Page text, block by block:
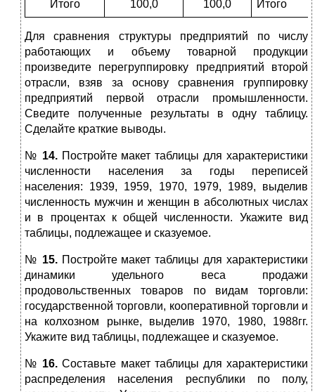
Итого 100,0 100,0 Итого
Для сравнения структуры предприятий по числу
работающих и объему товарной продукции
произведите перегруппировку предприятий второй
отрасли, взяв за основу сравнения группировку
предприятий первой отрасли промышленности.
Сведите полученные результаты в одну таблицу.
Сделайте краткие выводы.
№ 14. Постройте макет таблицы для характеристики
численности населения за годы переписей
населения: 1939, 1959, 1970, 1979, 1989, выделив
численность мужчин и женщин в абсолютных числах
и в процентах к общей численности. Укажите вид
таблицы, подлежащее и сказуемое.
№ 15. Постройте макет таблицы для характеристики
динамики удельного веса продажи
продовольственных товаров по видам торговли:
государственной торговли, кооперативной торговли и
на колхозном рынке, выделив 1970, 1980, 1988гг.
Укажите вид таблицы, подлежащее и сказуемое.
№ 16.Составьте макет таблицы для характеристики
распределения населения республики по полу,